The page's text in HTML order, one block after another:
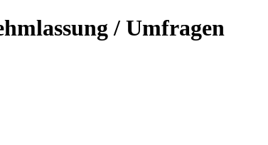
/ Umfragen